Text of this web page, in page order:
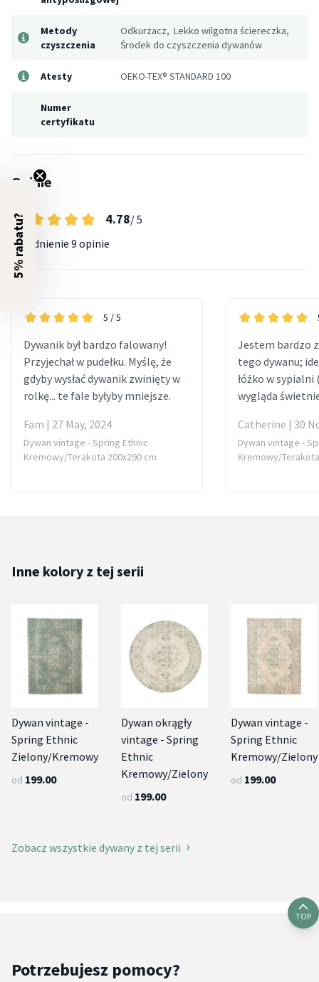
Metody
czyszczenia
Odkurzacz, Lekko wilgotna ściereczka,
Środek do czyszczenia dywanów
Atesty OEKO-TEX® STANDARD 100
Numer
certyfikatu
Opinie
4.78/ 5
Uśrednienie 9 opinie
5 / 5
Dywanik był bardzo falowany!
Przyjechał w pudełku. Myślę, że
gdyby wysłać dywanik zwinięty w
rolkę... te fale byłyby mniejsze.
Fam | 27 May, 2024
Dywan vintage - Spring Ethnic
Kremowy/Terakota 200x290 cm
Jestem bardzo
tego dywanu;
łóżko w
wygląda
Catherine | 30
Dywan vintage -
Kremowy/
Inne kolory z tej serii
Dywan vintage -
Spring Ethnic
Zielony/Kremowy
od 199.00
Dywan okrągły
vintage - Spring
Ethnic
Kremowy/Zielony
od 199.00
Dywan vintage -
Spring Ethnic
Kremowy/Zielony
od 199.00
Zobacz wszystkie dywany z tej serii
TOP
Potrzebujesz pomocy?
5% rabatu?